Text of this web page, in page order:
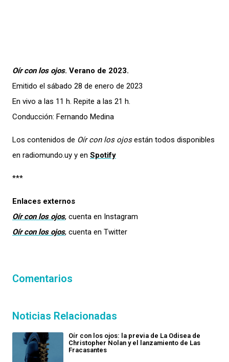
Oír con los ojos. Verano de 2023.
Emitido el sábado 28 de enero de 2023
En vivo a las 11 h. Repite a las 21 h.
Conducción: Fernando Medina
Los contenidos de Oír con los ojosestán todos disponibles
en radiomundo.uy y en Spotify
***
Enlaces externos
Oír con los ojos, cuenta en Instagram
Oír con los ojos, cuenta en Twitter
Comentarios
Noticias Relacionadas
Oír con los ojos: la previa de La Odisea de
Christopher Nolan y el lanzamiento de Las
Fracasantes